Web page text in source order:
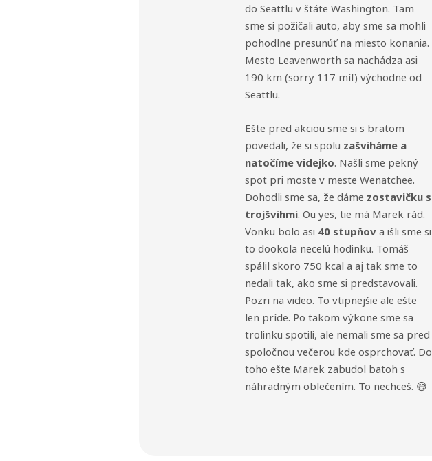
do Seattlu v štáte Washington. Tam
sme si požičali auto, aby sme sa mohli
pohodlne presunúť na miesto konania.
Mesto Leavenworth sa nachádza asi
190 km (sorry 117 míľ) východne od
Seattlu.
Ešte pred akciou sme si s bratom
povedali, že si spolu zašviháme a
natočíme videjko. Našli sme pekný
spot pri moste v meste Wenatchee.
Dohodli sme sa, že dáme zostavičku s
trojšvihmi. Ou yes, tie má Marek rád.
Vonku bolo asi 40 stupňova išli sme si
to dookola necelú hodinku. Tomáš
spálil skoro 750 kcal a aj tak sme to
nedali tak, ako sme si predstavovali.
Pozri na video. To vtipnejšie ale ešte
len príde. Po takom výkone sme sa
trolinku spotili, ale nemali sme sa pred
spoločnou večerou kde osprchovať. Do
toho ešte Marek zabudol batoh s
náhradným oblečením. To nechceš. 😅